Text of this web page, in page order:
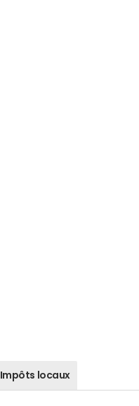
Impôts locaux